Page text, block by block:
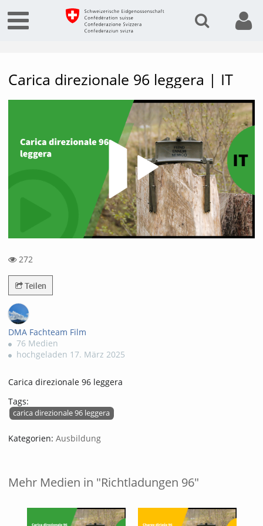
Carica direzionale 96 leggera | IT
272
Teilen
DMA Fachteam Film
76 Medien
hochgeladen 17. März 2025
Carica direzionale 96 leggera
Tags:
carica direzionale 96 leggera
Kategorien: Ausbildung
Mehr Medien in "Richtladungen 96"